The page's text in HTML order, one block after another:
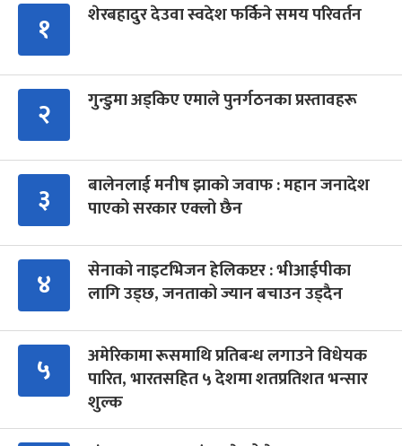
१ शेरबहादुर देउवा स्वदेश फर्किने समय परिवर्तन
२ गुन्डुमा अड्किए एमाले पुनर्गठनका प्रस्तावहरू
३
बालेनलाई मनीष झाको जवाफ : महान जनादेश
पाएको सरकार एक्लो छैन
४
सेनाको नाइटभिजन हेलिकप्टर : भीआईपीका
लागि उड्छ, जनताको ज्यान बचाउन उड्दैन
५
अमेरिकामा रूसमाथि प्रतिबन्ध लगाउने विधेयक
पारित, भारतसहित ५ देशमा शतप्रतिशत भन्सार
शुल्क